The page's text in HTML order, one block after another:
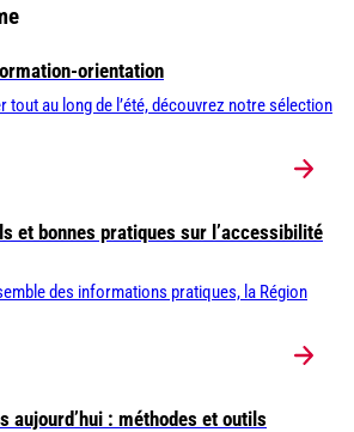
orientation
tout au long de l’été, découvrez notre sélection
et bonnes pratiques sur l’accessibilité
des informations pratiques, la Région
aujourd’hui : méthodes et outils